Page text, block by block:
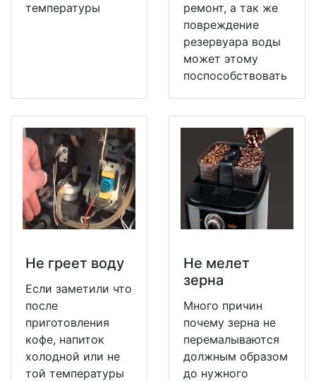
температуры
ремонт, а так же
повреждение
резервуара воды
может этому
поспособствовать
Не греет воду
Если заметили что
после
приготовления
кофе, напиток
холодной или не
той температуры
Не мeлет
зерна
Много причин
почему зерна не
перемалываются
должным образом
до нужного